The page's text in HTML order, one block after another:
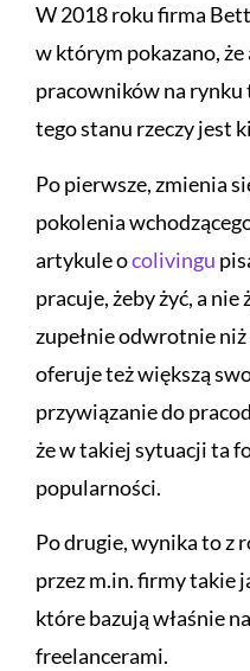
W 2018 roku firma
w którym pokazano, że
pracowników na rynku
tego stanu rzeczy jest
Po pierwsze, zmienia
pokolenia
artykule ocolivingu
pracuje, żeby żyć, a nie
zupełnie odwrotnie
oferuje też większą
przywiązanie do
że w takiej sytuacji ta
popularności.
Po drugie, wynika to z
przez m.in. firmy takie
które bazują właśnie
freelancerami.